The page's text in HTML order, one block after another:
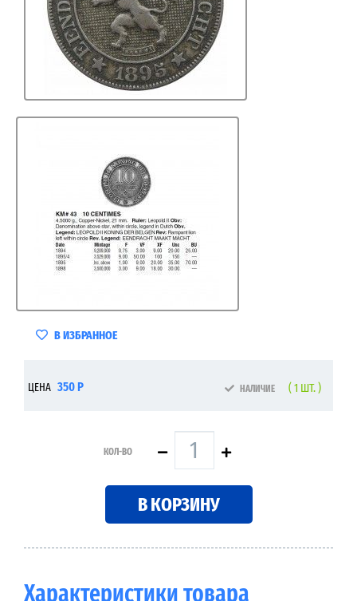
В ИЗБРАННОЕ
ЦЕНА 350 Р НАЛИЧИЕ ( 1 ШТ. )
КОЛ-ВО
В КОРЗИНУ
Характеристики товара